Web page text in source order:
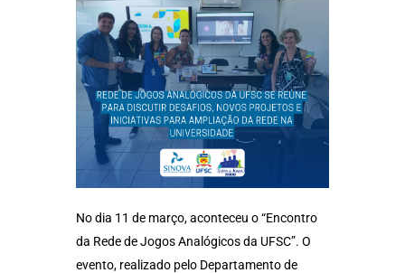
No dia 11 de março, aconteceu o “Encontro
da Rede de Jogos Analógicos da UFSC”. O
evento, realizado pelo Departamento de